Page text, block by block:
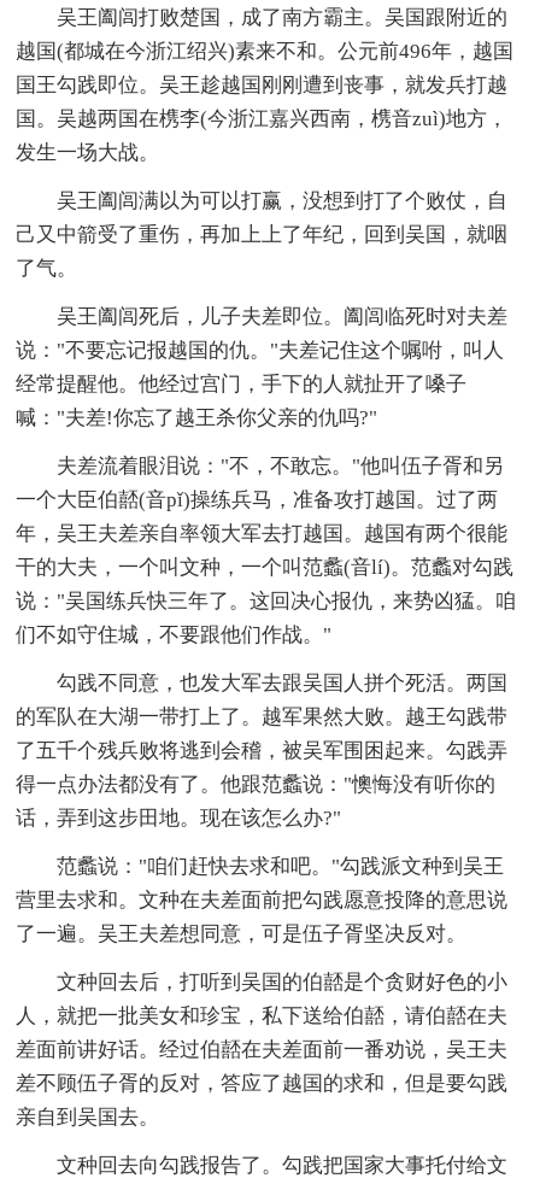
吴王阖闾打败楚国，成了南方霸主。吴国跟附近的
越国(都城在今浙江绍兴)素来不和。公元前496年，越国
国王勾践即位。吴王趁越国刚刚遭到丧事，就发兵打越
国。吴越两国在槜李(今浙江嘉兴西南，槜音zuì)地方，
发生一场大战。
吴王阖闾满以为可以打赢，没想到打了个败仗，自
己又中箭受了重伤，再加上上了年纪，回到吴国，就咽
了气。
吴王阖闾死后，儿子夫差即位。阖闾临死时对夫差
说："不要忘记报越国的仇。"夫差记住这个嘱咐，叫人
经常提醒他。他经过宫门，手下的人就扯开了嗓子
喊："夫差!你忘了越王杀你父亲的仇吗?"
夫差流着眼泪说："不，不敢忘。"他叫伍子胥和另
一个大臣伯嚭(音pǐ)操练兵马，准备攻打越国。过了两
年，吴王夫差亲自率领大军去打越国。越国有两个很能
干的大夫，一个叫文种，一个叫范蠡(音lí)。范蠡对勾践
说："吴国练兵快三年了。这回决心报仇，来势凶猛。咱
们不如守住城，不要跟他们作战。"
勾践不同意，也发大军去跟吴国人拼个死活。两国
的军队在大湖一带打上了。越军果然大败。越王勾践带
了五千个残兵败将逃到会稽，被吴军围困起来。勾践弄
得一点办法都没有了。他跟范蠡说："懊悔没有听你的
话，弄到这步田地。现在该怎么办?"
范蠡说："咱们赶快去求和吧。"勾践派文种到吴王
营里去求和。文种在夫差面前把勾践愿意投降的意思说
了一遍。吴王夫差想同意，可是伍子胥坚决反对。
文种回去后，打听到吴国的伯嚭是个贪财好色的小
人，就把一批美女和珍宝，私下送给伯嚭，请伯嚭在夫
差面前讲好话。经过伯嚭在夫差面前一番劝说，吴王夫
差不顾伍子胥的反对，答应了越国的求和，但是要勾践
亲自到吴国去。
文种回去向勾践报告了。勾践把国家大事托付给文